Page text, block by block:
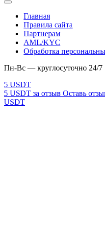
Главная
Правила сайта
Партнерам
AML/KYC
Обработка
Пн-Вс — круглосуточно 24/7
5 USDT за отзыв Оставь
USDT